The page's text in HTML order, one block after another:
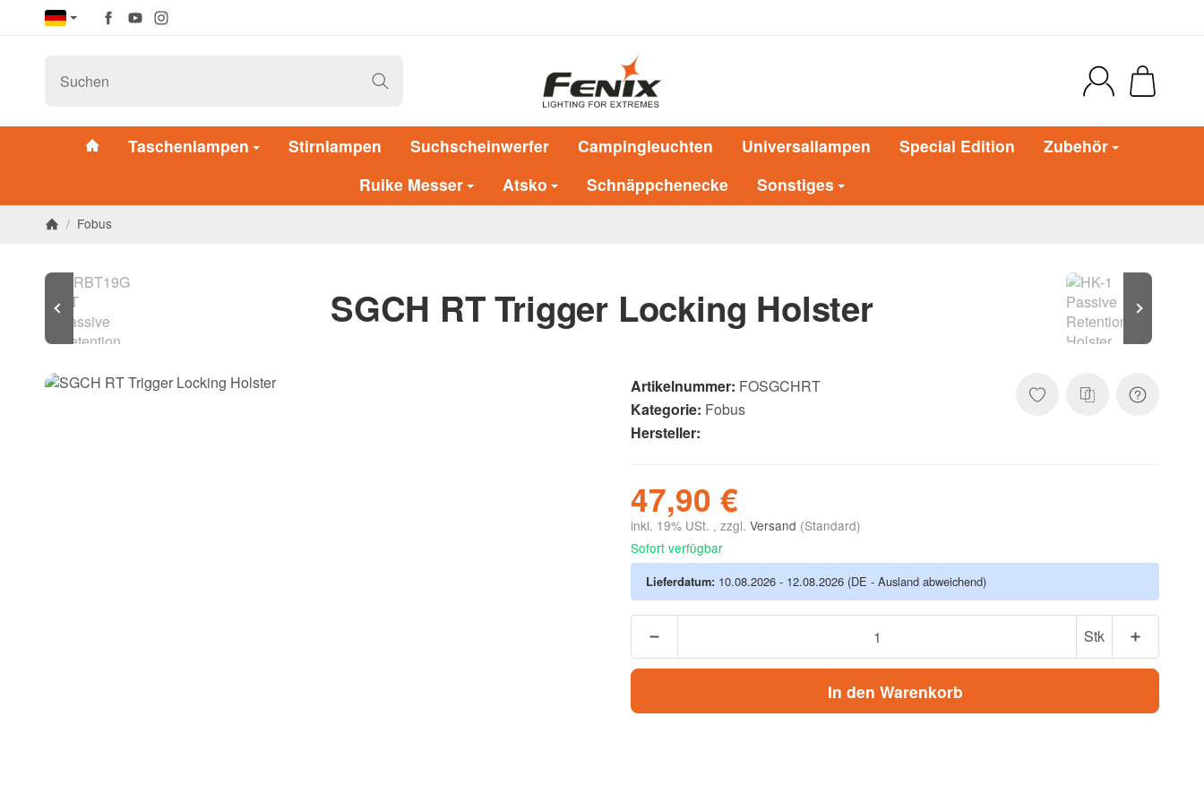
Taschenlampen Stirnlampen Suchscheinwerfer Campingleuchten Universallampen Special Edition
Zubehör
Ruike Messer
Atsko Schnäppchenecke Sonstiges
/ Fobus
SGCH RT Trigger Locking Holster
Artikelnummer: FOSGCHRT
Kategorie: Fobus
Hersteller:
47,90 €
inkl. 19% USt. , zzgl. Versand (Standard)
Sofort verfügbar
Lieferdatum: 10.08.2026 - 12.08.2026 (DE - Ausland abweichend)
Stk
In den Warenkorb